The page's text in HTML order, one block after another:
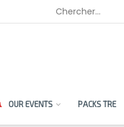
OUR EVENTS PACKS TRE